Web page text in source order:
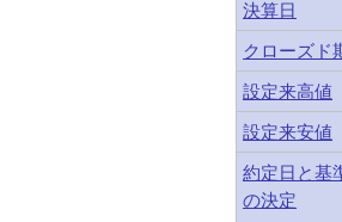
決算日
クローズド
設定来高値
設定来安値
約定日と基
の決定